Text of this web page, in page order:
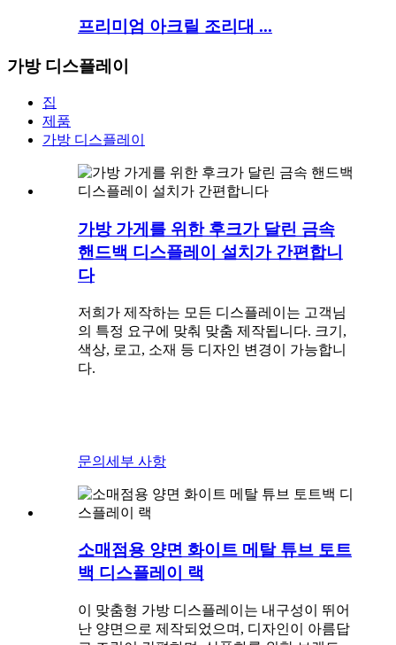
프리미엄 아크릴 조리대 ...
가방 디스플레이
집
제품
가방 디스플레이
가방 가게를 위한 후크가 달린 금속
핸드백 디스플레이 설치가 간편합니
다
저희가 제작하는 모든 디스플레이는 고객님
의 특정 요구에 맞춰 맞춤 제작됩니다. 크기,
색상, 로고, 소재 등 디자인 변경이 가능합니
다.
문의 세부 사항
소매점용 양면 화이트 메탈 튜브 토트
백 디스플레이 랙
이 맞춤형 가방 디스플레이는 내구성이 뛰어
난 양면으로 제작되었으며, 디자인이 아름답